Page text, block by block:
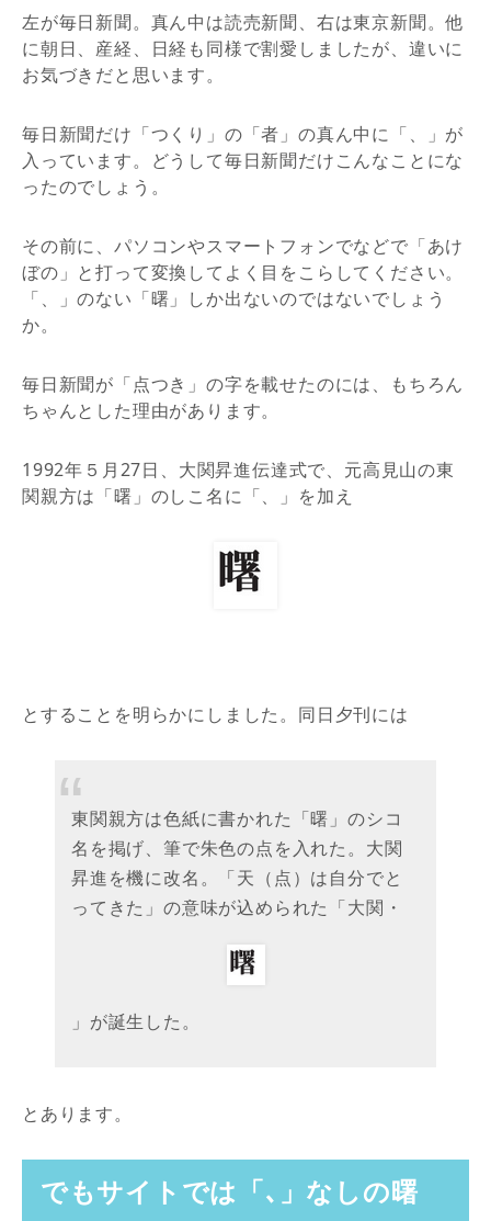
左が毎日新聞。真ん中は読売新聞、右は東京新聞。他
に朝日、産経、日経も同様で割愛しましたが、違いに
お気づきだと思います。
毎日新聞だけ「つくり」の「者」の真ん中に「、」が
入っています。どうして毎日新聞だけこんなことにな
ったのでしょう。
その前に、パソコンやスマートフォンでなどで「あけ
ぼの」と打って変換してよく目をこらしてください。
「、」のない「曙」しか出ないのではないでしょう
か。
毎日新聞が「点つき」の字を載せたのには、もちろん
ちゃんとした理由があります。
1992年５月27日、大関昇進伝達式で、元高見山の東
関親方は「曙」のしこ名に「、」を加え
とすることを明らかにしました。同日夕刊には
東関親方は色紙に書かれた「曙」のシコ
名を掲げ、筆で朱色の点を入れた。大関
昇進を機に改名。「天（点）は自分でと
ってきた」の意味が込められた「大関・
」が誕生した。
とあります。
でもサイトでは「､」なしの曙